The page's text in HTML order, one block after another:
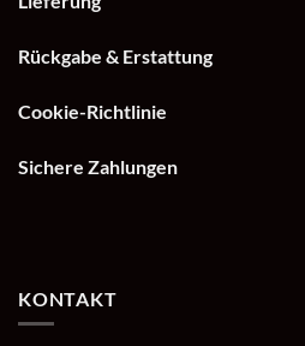
Rückgabe & Erstattung
Cookie-Richtlinie
Sichere Zahlungen
KONTAKT